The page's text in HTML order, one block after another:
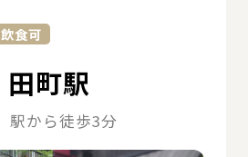
食可
町駅
から徒歩3分